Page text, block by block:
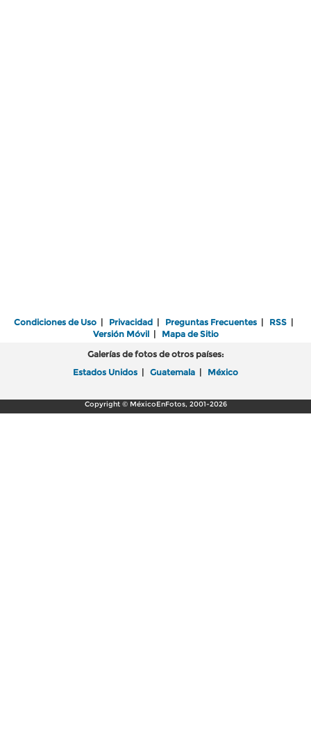
Condiciones de Uso | Privacidad | Preguntas Frecuentes | RSS |
Versión Móvil| Mapa de Sitio
Galerías de fotos de otros países:
Estados Unidos | Guatemala | México
Copyright © MéxicoEnFotos, 2001-2026